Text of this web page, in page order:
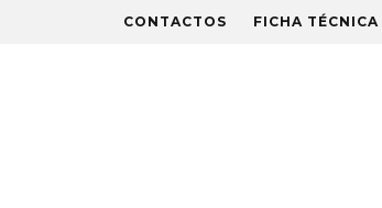
CONTACTOS FICHA TÉCNICA